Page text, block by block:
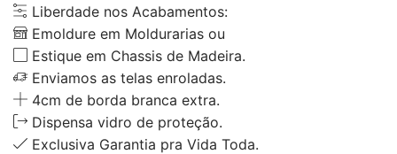
Liberdade nos Acabamentos:
Emoldure em Moldurarias ou
Estique em Chassis de Madeira.
Enviamos as telas enroladas.
4cm de borda branca extra.
Dispensa vidro de proteção.
Exclusiva Garantia pra Vida Toda.